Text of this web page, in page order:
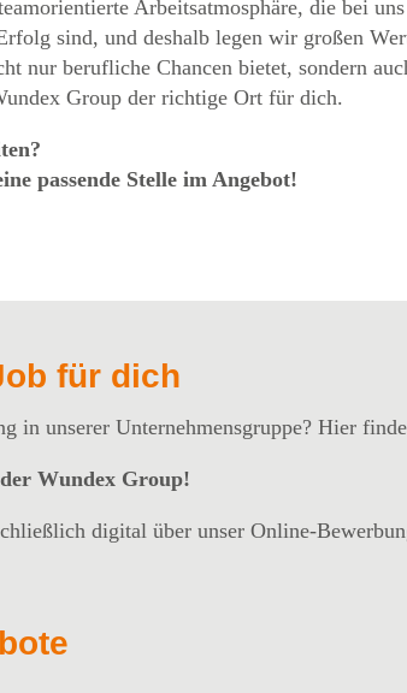
Arbeitsatmosphäre, die bei
sind, und deshalb legen wir großen
nur berufliche Chancen bietet, sondern
Group der richtige Ort für dich.
passende Stelle im Angebot!
für dich
in unserer Unternehmensgruppe? Hier
Wundex Group!
digital über unser Online-